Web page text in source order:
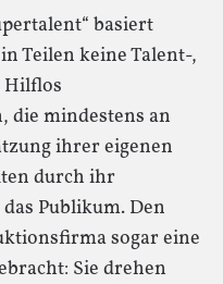
basiert
Teilen keine Talent-,
Hilflos
die mindestens an
ihrer eigenen
durch ihr
Publikum. Den
sogar eine
Sie drehen